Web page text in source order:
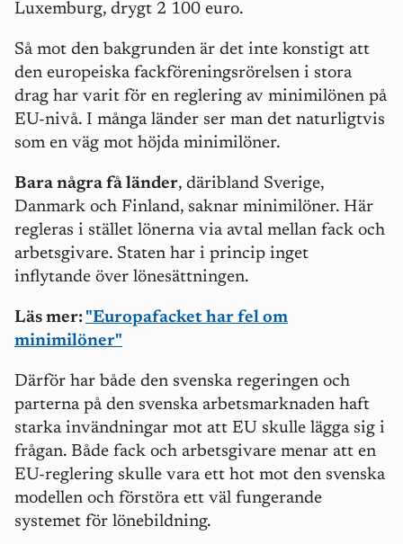
Luxemburg, drygt 2 100 euro.
Så mot den bakgrunden är det inte konstigt att
den europeiska fackföreningsrörelsen i stora
drag har varit för en reglering av minimilönen på
EU-nivå. I många länder ser man det naturligtvis
som en väg mot höjda minimilöner.
Bara några få länder, däribland Sverige,
Danmark och Finland, saknar minimilöner. Här
regleras i stället lönerna via avtal mellan fack och
arbetsgivare. Staten har i princip inget
inflytande över lönesättningen.
Läs mer: "Europafacket har fel om
minimilöner"
Därför har både den svenska regeringen och
parterna på den svenska arbetsmarknaden haft
starka invändningar mot att EU skulle lägga sig i
frågan. Både fack och arbetsgivare menar att en
EU-reglering skulle vara ett hot mot den svenska
modellen och förstöra ett väl fungerande
systemet för lönebildning.